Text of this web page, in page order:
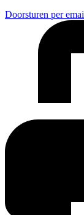
Doorsturen per